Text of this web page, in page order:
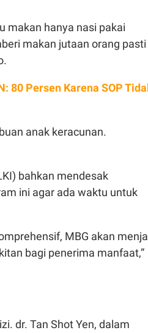
makan hanya nasi pakai
makan jutaan orang pasti
80 Persen Karena SOP
anak keracunan.
bahkan mendesak
ini agar ada waktu untuk
MBG akan
bagi penerima manfaat,”
dr. Tan Shot Yen, dalam